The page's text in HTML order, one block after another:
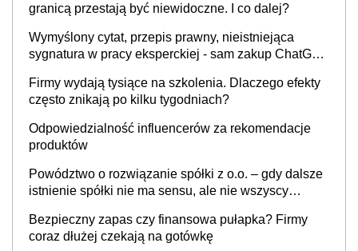
granicą przestają być niewidoczne. I co dalej?
Wymyślony cytat, przepis prawny, nieistniejąca
sygnatura w pracy eksperckiej - sam zakup ChatGPT
Firmy wydają tysiące na szkolenia. Dlaczego efekty
często znikają po kilku tygodniach?
Odpowiedzialność influencerów za rekomendacje
produktów
Powództwo o rozwiązanie spółki z o.o. – gdy dalsze
istnienie spółki nie ma sensu, ale nie wszyscy
Bezpieczny zapas czy finansowa pułapka? Firmy
coraz dłużej czekają na gotówkę